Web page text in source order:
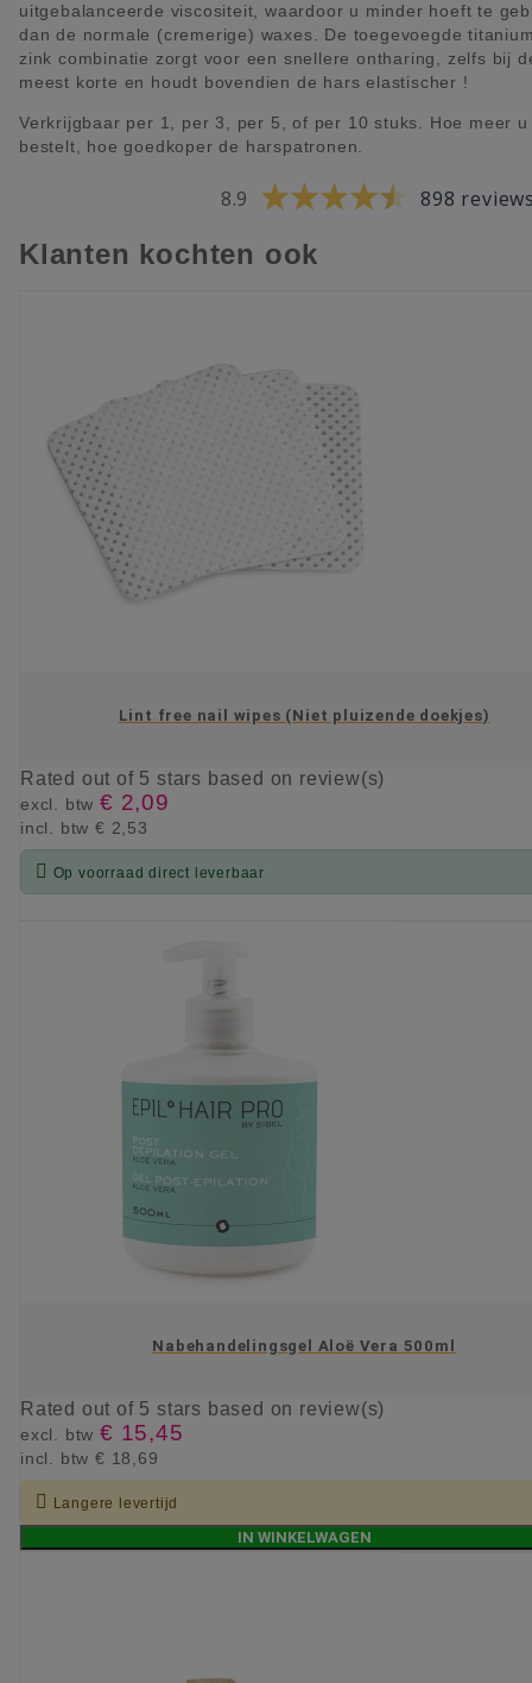
uitgebalanceerde viscositeit, waardoor u minder hoeft te
dan de normale (cremerige) waxes. De toegevoegde
zink combinatie zorgt voor een snellere ontharing, zelfs bij
meest korte en houdt bovendien de hars elastischer !
Verkrijgbaar per 1, per 3, per 5, of per 10 stuks. Hoe meer u
bestelt, hoe goedkoper de harspatronen.
8.9 898
Klanten kochten ook
Lint free nail wipes (Niet pluizende doekjes)
Rated out of 5 stars based on review(s)
excl. btw € 2,09
incl. btw € 2,53
 Op voorraad direct leverbaar
Nabehandelingsgel Aloë Vera 500ml
Rated out of 5 stars based on review(s)
excl. btw € 15,45
incl. btw € 18,69
 Langere levertijd
IN WINKELWAGEN